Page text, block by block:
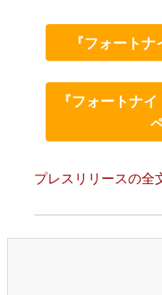
『フォート
『フォートナ
プレスリリースの全